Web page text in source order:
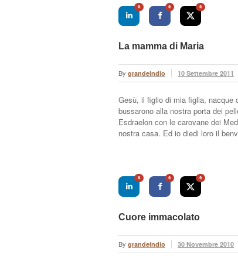
0 0 0
La mamma di Maria
By grandeindio 10 Settembre 2011
Gesù, il figlio di mia figlia, nacque
bussarono alla nostra porta dei
Esdraelon con le carovane dei
nostra casa. Ed io diedi loro il
0 0 0
Cuore immacolato
By grandeindio 30 Novembre 2010